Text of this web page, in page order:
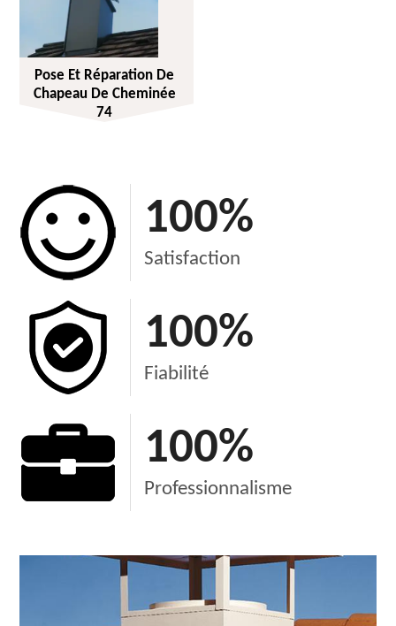
Pose Et Réparation De
Chapeau De Cheminée
74
100%
Satisfaction
100%
Fiabilité
100%
Professionnalisme